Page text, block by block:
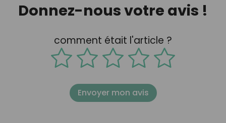
Donnez-nous votre avis !
comment était l'article ?
Envoyer mon avis